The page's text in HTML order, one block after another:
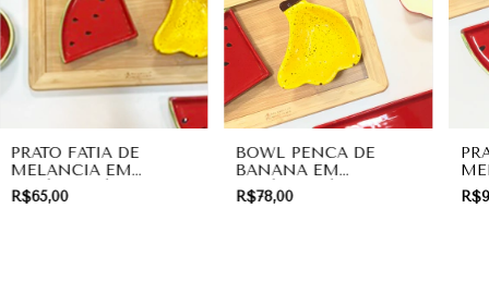
PRATO FATIA DE
MELANCIA EM
CERÂMICA | COLEÇÃO
FRUITS
R$65,00
BOWL PENCA DE
BANANA EM
CERÂMICA | COLEÇÃO
FRUITS
R$78,00